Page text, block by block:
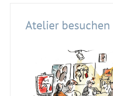
Atelier besuchen